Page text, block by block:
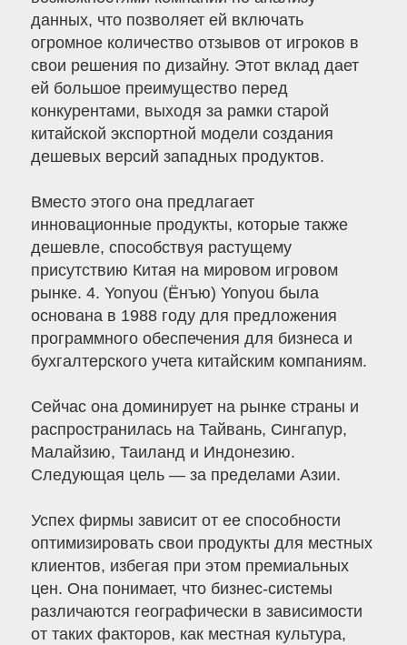
данных, что позволяет ей включать
огромное количество отзывов от игроков в
свои решения по дизайну. Этот вклад дает
ей большое преимущество перед
конкурентами, выходя за рамки старой
китайской экспортной модели создания
дешевых версий западных продуктов.
Вместо этого она предлагает
инновационные продукты, которые также
дешевле, способствуя растущему
присутствию Китая на мировом игровом
рынке. 4. Yonyou (Ёнъю) Yonyou была
основана в 1988 году для предложения
программного обеспечения для бизнеса и
бухгалтерского учета китайским компаниям.
Сейчас она доминирует на рынке страны и
распространилась на Тайвань, Сингапур,
Малайзию, Таиланд и Индонезию.
Следующая цель — за пределами Азии.
Успех фирмы зависит от ее способности
оптимизировать свои продукты для местных
клиентов, избегая при этом премиальных
цен. Она понимает, что бизнес-системы
различаются географически в зависимости
от таких факторов, как местная культура,